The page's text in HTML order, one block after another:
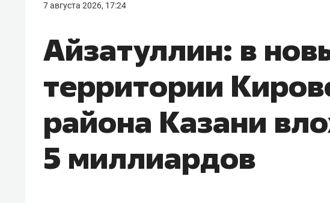
7 августа 2026, 17:24
Айзатуллин: в
территории
района Казани
5 миллиардов